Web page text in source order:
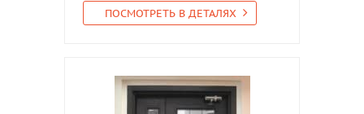
ПОСМОТРЕТЬ В ДЕТАЛЯХ